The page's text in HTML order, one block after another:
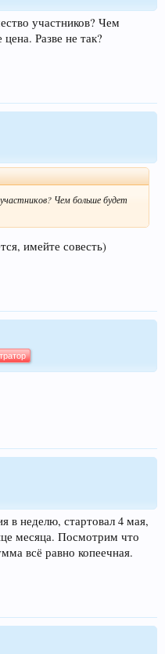
участников? Чем
Разве не так?
Чем больше будет
имейте совесть)
в неделю, стартовал 4 мая,
месяца. Посмотрим что
всё равно копеечная.